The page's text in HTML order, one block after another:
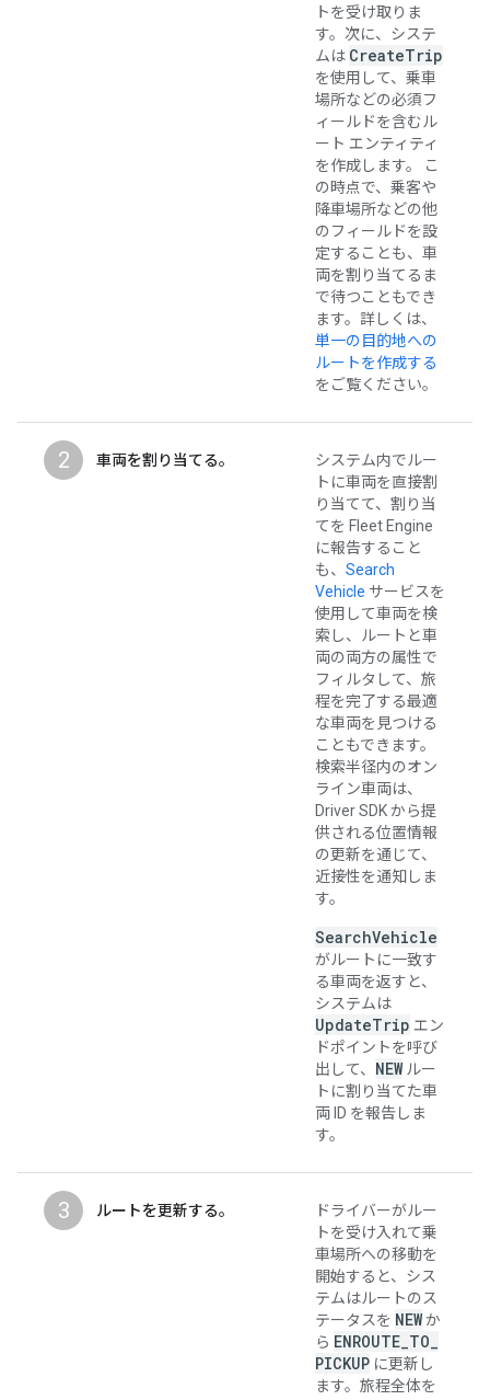
トを受け取りま
す。次に、システ
ムは CreateTrip
を使用して、乗車
場所などの必須フ
ィールドを含むル
ート エンティティ
を作成します。 こ
の時点で、乗客や
降車場所などの他
のフィールドを設
定することも、車
両を割り当てるま
で待つこともでき
ます。詳しくは、
単一の目的地への
ルートを作成する
をご覧ください。
2 車両を割り当てる。
システム内でルー
トに車両を直接割
り当てて、割り当
てを Fleet Engine
に報告すること
も、 Search
Vehicle サービスを
使用して車両を検
索し、ルートと車
両の両方の属性で
フィルタして、旅
程を完了する最適
な車両を見つける
こともできます。
検索半径内のオン
ライン車両は、
Driver SDK から提
供される位置情報
の更新を通じて、
近接性を通知しま
す。
SearchVehicle
がルートに一致す
る車両を返すと、
システムは
UpdateTrip エン
ドポイントを呼び
出して、 NEWルー
トに割り当てた車
両 ID を報告しま
す。
3 ルートを更新する。
ドライバーがルー
トを受け入れて乗
車場所への移動を
開始すると、シス
テムはルートのス
テータスを NEWか
ら ENROUTE TO
PICKUP に更新し
ます。旅程全体を